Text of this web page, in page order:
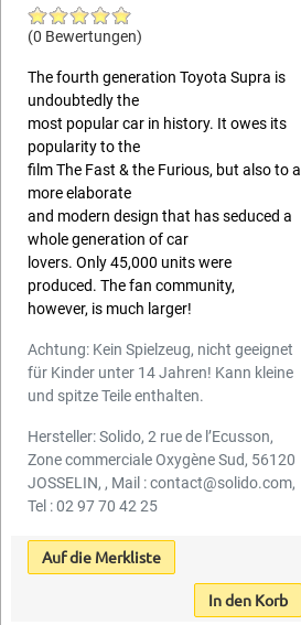
(0 Bewertungen)
The fourth generation Toyota Supra is
undoubtedly the
most popular car in history. It owes its
popularity to the
film The Fast & the Furious, but also to a
more elaborate
and modern design that has seduced a
whole generation of car
lovers. Only 45,000 units were
produced. The fan community,
however, is much larger!
Achtung: Kein Spielzeug, nicht geeignet
für Kinder unter 14 Jahren! Kann kleine
und spitze Teile enthalten.
Hersteller: Solido, 2 rue de l’Ecusson,
Zone commerciale Oxygène Sud, 56120
JOSSELIN, , Mail : contact@solido.com,
Tel : 02 97 70 42 25
Auf die Merkliste
In den Korb